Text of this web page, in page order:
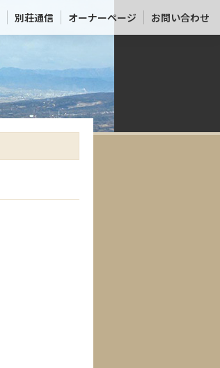
別荘通信 オーナーページ お問い合わせ